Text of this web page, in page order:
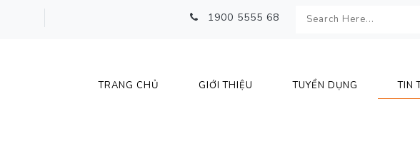
1900 5555 68
TRANG CHỦ GIỚI THIỆU TUYỂN DỤNG TIN